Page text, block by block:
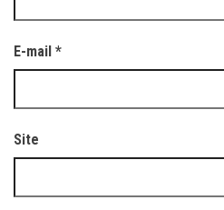
E-mail *
Site